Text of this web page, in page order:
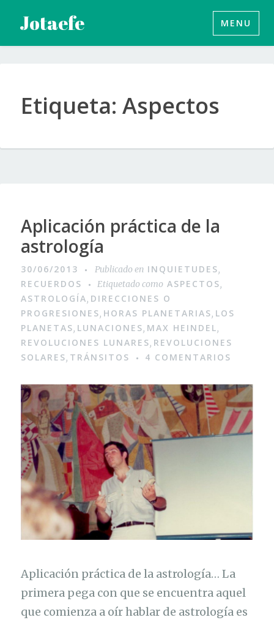
contenido
Jotaefe MENU
Etiqueta:Aspectos
Aplicación práctica de la
astrología
30/06/2013 Publicado en INQUIETUDES,
RECUERDOS Etiquetado como ASPECTOS,
ASTROLOGÍA, DIRECCIONES O
PROGRESIONES, HORAS PLANETARIAS, LOS
PLANETAS, LUNACIONES, MAX HEINDEL,
REVOLUCIONES LUNARES, REVOLUCIONES
SOLARES, TRÁNSITOS 4 COMENTARIOS
Aplicación práctica de la astrología… La
primera pega con que se encuentra aquel
que comienza a oír hablar de astrología es